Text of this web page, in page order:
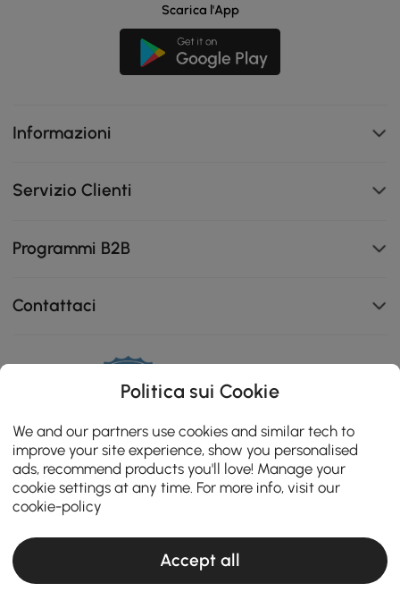
Scarica l'App
Informazioni
Servizio Clienti
Programmi B2B
Contattaci
111K
star
rating
ZERTIFIZIERTE BEWERTUNGEN
Politica sui Cookie
We and our partners use cookies and similar tech to
improve your site experience, show you personalised
ads, recommend products you'll love! Manage your
cookie settings at any time. For more info, visit our
cookie-policy
Accept all